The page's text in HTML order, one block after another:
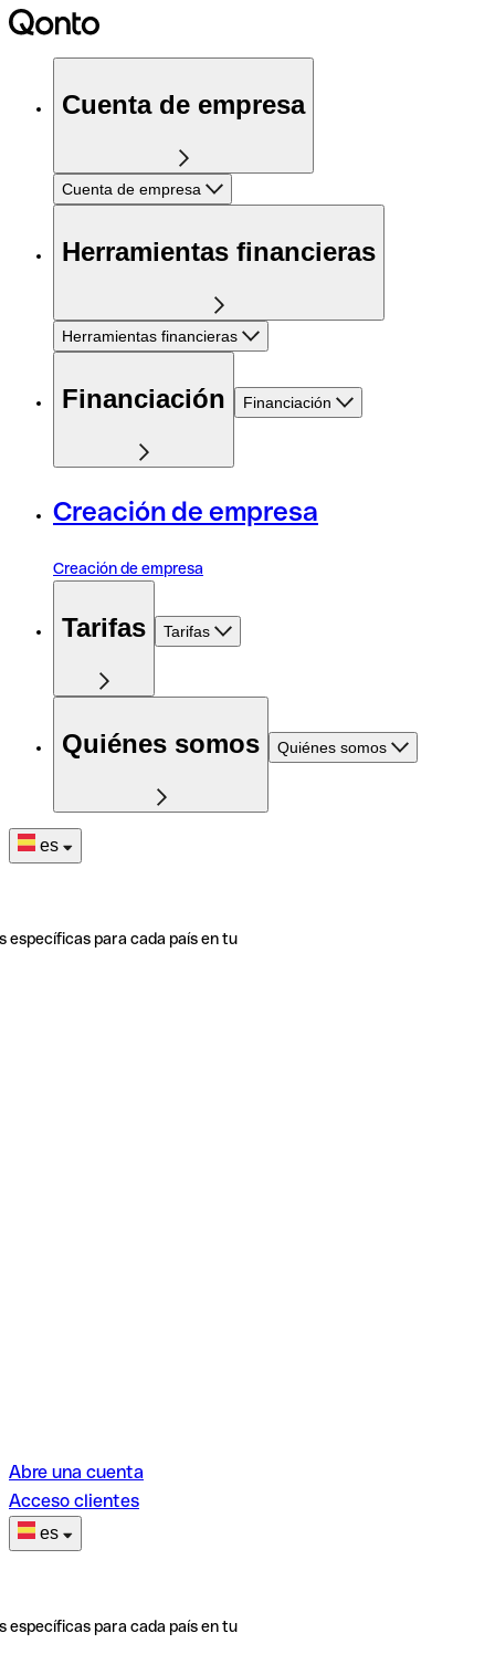
Cuenta de empresa
Cuenta de empresa
Herramientas financieras
Herramientas financieras
Financiación Financiación
Creación de empresa
Creación de empresa
Tarifas Tarifas
Quiénes somos Quiénes somos
es
específicas para cada país en tu
Abre una cuenta
Acceso clientes
es
específicas para cada país en tu